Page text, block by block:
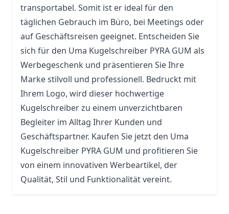
transportabel. Somit ist er ideal für den
täglichen Gebrauch im Büro, bei Meetings oder
auf Geschäftsreisen geeignet. Entscheiden Sie
sich für den Uma Kugelschreiber PYRA GUM als
Werbegeschenk und präsentieren Sie Ihre
Marke stilvoll und professionell. Bedruckt mit
Ihrem Logo, wird dieser hochwertige
Kugelschreiber zu einem unverzichtbaren
Begleiter im Alltag Ihrer Kunden und
Geschäftspartner. Kaufen Sie jetzt den Uma
Kugelschreiber PYRA GUM und profitieren Sie
von einem innovativen Werbeartikel, der
Qualität, Stil und Funktionalität vereint.